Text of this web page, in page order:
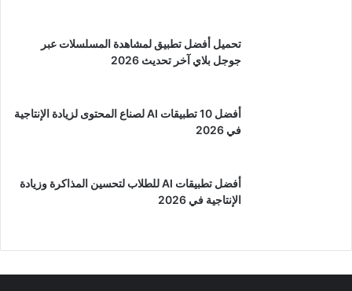
تحميل أفضل تطبيق لمشاهدة المسلسلات عبر
جوجل بلاي آخر تحديث 2026
أفضل 10 تطبيقات AI لصناع المحتوى لزيادة الإنتاجية
في 2026
أفضل تطبيقات AI للطلاب لتحسين المذاكرة وزيادة
الإنتاجية في 2026